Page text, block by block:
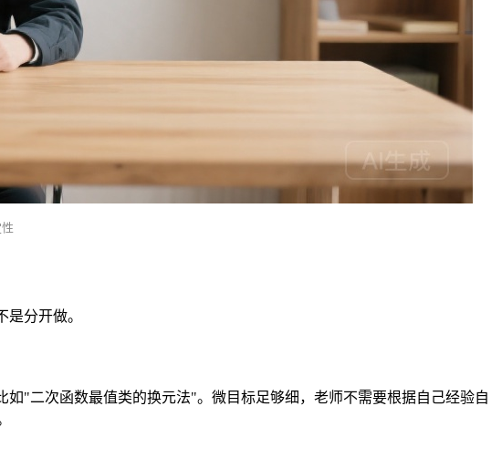
分开做。
"二次函数最值类的换元法"。微目标足够细，老师不需要根据自己经验自